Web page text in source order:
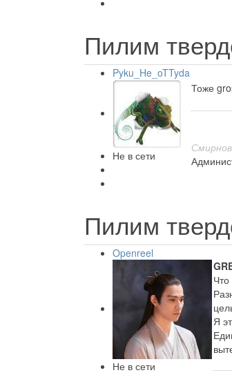
Пилим
Pyku_He_oTTyda
Не в сети
Тоже
Пилим
Openreel
Не в сети
Я